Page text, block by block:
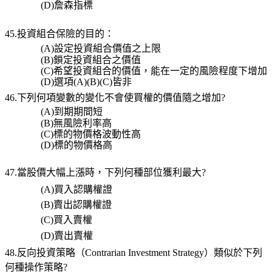
(D)詹森指標
45.投資組合保險的目的：
(A)設定投資組合價值之上限
(B)鎖定投資組合之價值
(C)希望投資組合的價值，能在一定的風險程度下增加
(D)選項(A)(B)(C)皆非
46.下列何項變數的變化不會使買權的價值隨之增加?
(A)到期期間短
(B)無風險利率高
(C)標的物價格波動性高
(D)標的物價格高
47.當股價大幅上漲時，下列何種部位獲利最大?
(A)買入認購權證
(B)賣出認購權證
(C)買入賣權
(D)賣出賣權
48.反向投資策略（Contrarian Investment Strategy）類似於下列
何種操作策略?